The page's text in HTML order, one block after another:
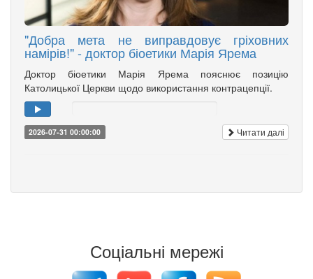
"Добра мета не виправдовує гріховних
намірів!" - доктор біоетики Марія Ярема
Доктор біоетики Марія Ярема пояснює позицію
Католицької Церкви щодо використання контрацепції.
2026-07-31 00:00:00 Читати далі
Соціальні мережі